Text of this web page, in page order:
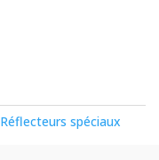
Réflecteurs spéciaux